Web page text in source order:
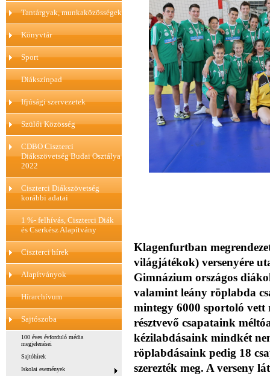
Tantárgyak, munkaközösségek
Könyvtár
Sport
Diákszínpad
Ifjúsági szervezetek
Szülői Közösség
CDBO Ciszterci
Diákszövetség Budai Osztálya
2022
Ciszterci Diákszövetség
korábbi adatai
1 %- felhívás, Ciszterci Diák
és Cserkész Alapítvány
Ciszterci hírek
Alapítványok
Hírarchívum
Sajtószoba
100 éves évforduló média
megjelenései
Sajtóhírek
Iskolai események
Klagenfurtban
világjátékok) versenyére
Gimnázium országos
valamint leány röplabda
mintegy 6000 sportoló vett
résztvevő csapataink
kézilabdásaink mindkét
röplabdásaink pedig 18
szerezték meg. A verseny